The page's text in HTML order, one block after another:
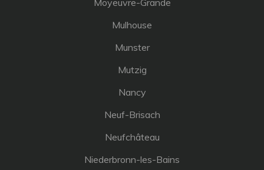
Mulhouse
Munster
Mutzig
Nancy
Neuf-Brisach
Neufchâteau
Niederbronn-les-Bains